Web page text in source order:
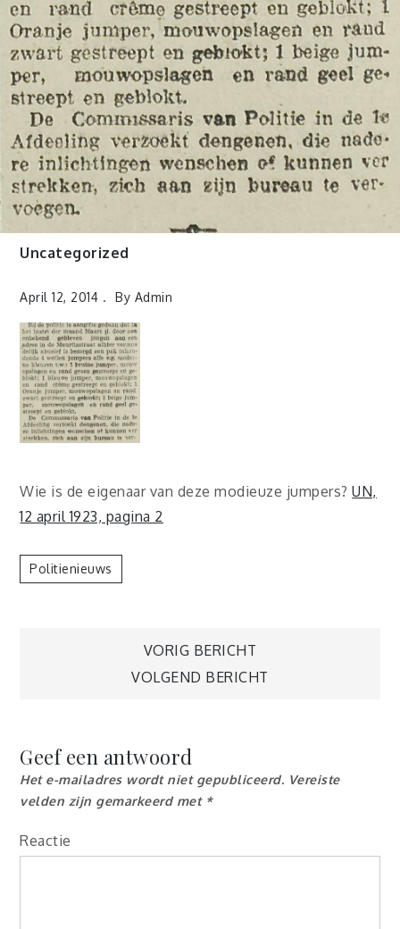
Uncategorized
April 12, 2014 By Admin
Wie is de eigenaar van deze modieuze jumpers?UN,
12 april 1923, pagina 2
Politienieuws
Berichtnavigatie
VORIG BERICHT
VOLGEND BERICHT
Geef een antwoord
Het e-mailadres wordt niet gepubliceerd. Vereiste
velden zijn gemarkeerd met *
Reactie